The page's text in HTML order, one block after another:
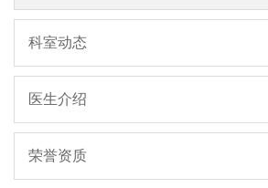
科室动态
医生介绍
荣誉资质